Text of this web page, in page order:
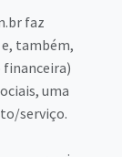
faz
e, também,
financeira)
uma
serviço.